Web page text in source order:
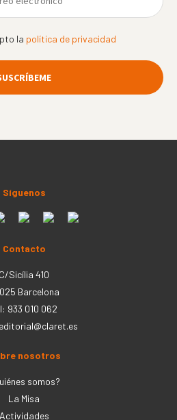
la política de privacidad
Síguenos
Contacto
C/Sicília 410
Barcelona
933 010 062
editorial@claret.es
nosotros
somos?
La Misa
Actividades